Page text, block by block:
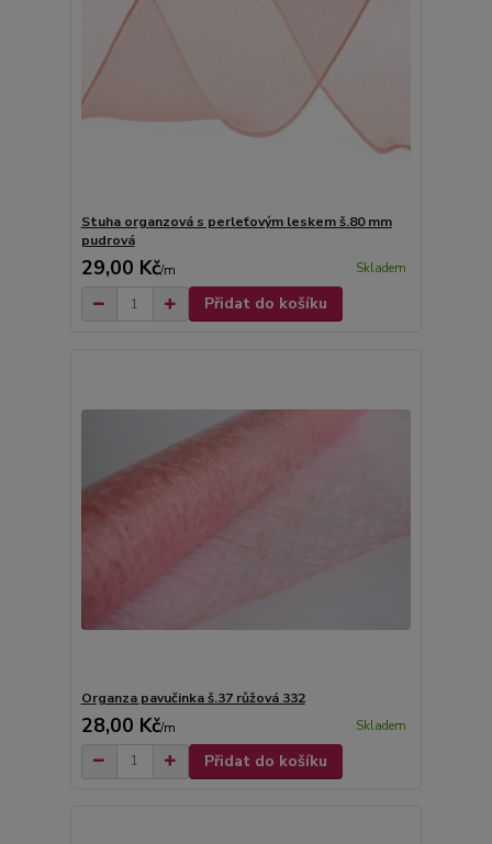
Stuha organzová s perleťovým leskem š.80 mm
pudrová
29,00 Kč/m Skladem
Přidat do košíku
Organza pavučinka š.37 růžová 332
28,00 Kč/m Skladem
Přidat do košíku